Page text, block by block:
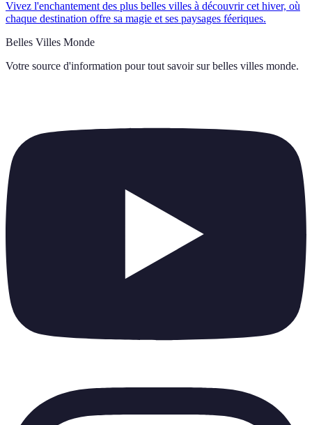
Vivez l'enchantement des plus belles villes à découvrir cet hiver, où
chaque destination offre sa magie et ses paysages féeriques.
Belles Villes Monde
Votre source d'information pour tout savoir sur belles villes monde.